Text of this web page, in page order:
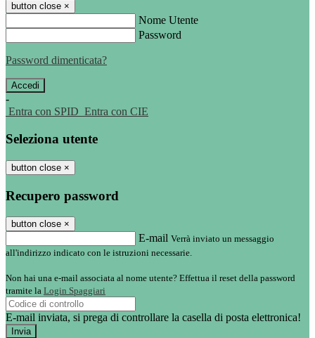
button close ×
Nome Utente
Password
Password dimenticata?
-
Entra con SPID Entra con CIE
Seleziona utente
button close ×
Recupero password
button close ×
E-mail Verrà inviato un messaggio
all'indirizzo indicato con le istruzioni necessarie.
Non hai una e-mail associata al nome utente? Effettua il reset della password
tramite la Login Spaggiari
E-mail inviata, si prega di controllare la casella di posta elettronica!